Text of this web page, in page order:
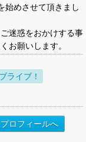
始めさせて頂きまし
迷惑をおかけする事
お願いします。
ライブ！
ロフィールへ